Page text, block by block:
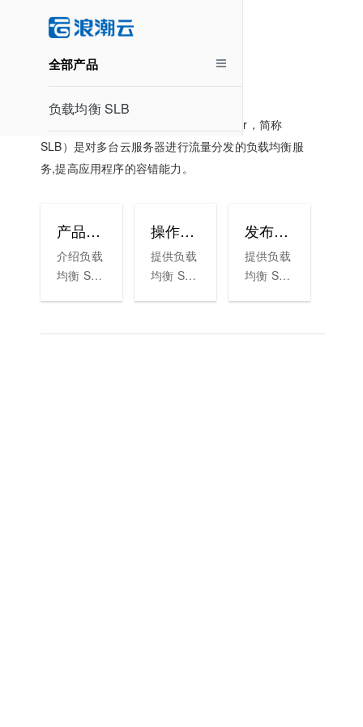
全部产品
负载均衡 SLB
负载均衡 SLB
浪潮云负载均衡（Server Load Balancer，简称
SLB）是对多台云服务器进行流量分发的负载均衡服
务,提高应用程序的容错能力。
产品介绍
介绍负载
均衡 SLB
等。
操作指南
提供负载
均衡 SLB
发布记录
提供负载
均衡 SLB